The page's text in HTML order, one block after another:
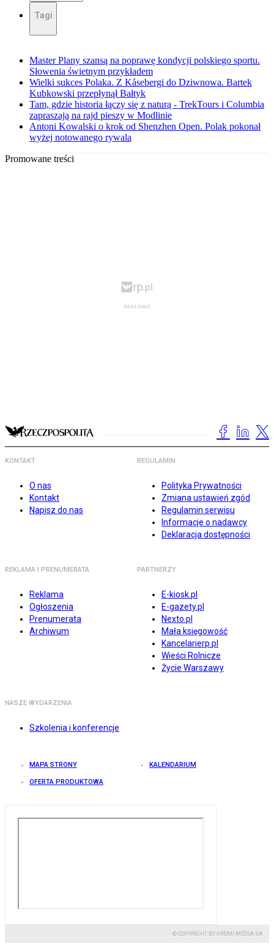
Tagi
Master Plany szansą na poprawę kondycji polskiego sportu.
Słowenia świetnym przykładem
Wielki sukces Polaka. Z Kåsebergi do Dziwnowa. Bartek
Kubkowski przepłynął Bałtyk
Tam, gdzie historia łączy się z naturą - TrekTours i Columbia
zapraszają na rajd pieszy w Modlinie
Antoni Kowalski o krok od Shenzhen Open. Polak pokonał
wyżej notowanego rywala
Promowane treści
KONTAKT
O nas
Kontakt
Napisz do nas
REGULAMIN
Polityka Prywatności
Zmiana ustawień zgód
Regulamin serwisu
Informacje o nadawcy
Deklaracja dostępności
REKLAMA I PRENUMERATA
Reklama
Ogłoszenia
Prenumerata
Archiwum
PARTNERZY
E-kiosk.pl
E-gazety.pl
Nexto.pl
Mała księgowość
Kancelarierp.pl
Wieści Rolnicze
Życie Warszawy
NASZE WYDARZENIA
Szkolenia i konferencje
MAPA STRONY KALENDARIUM
OFERTA PRODUKTOWA
© COPYRIGHT BY GREMI MEDIA SA